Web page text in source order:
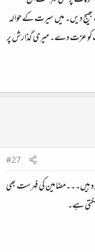
بھیج دیں۔ میں سیرت کے حوالہ
کو عزت دے۔ میری گذارش پر
#27
ہیں۔۔۔مضامین کی فہرست بھی
ہے۔